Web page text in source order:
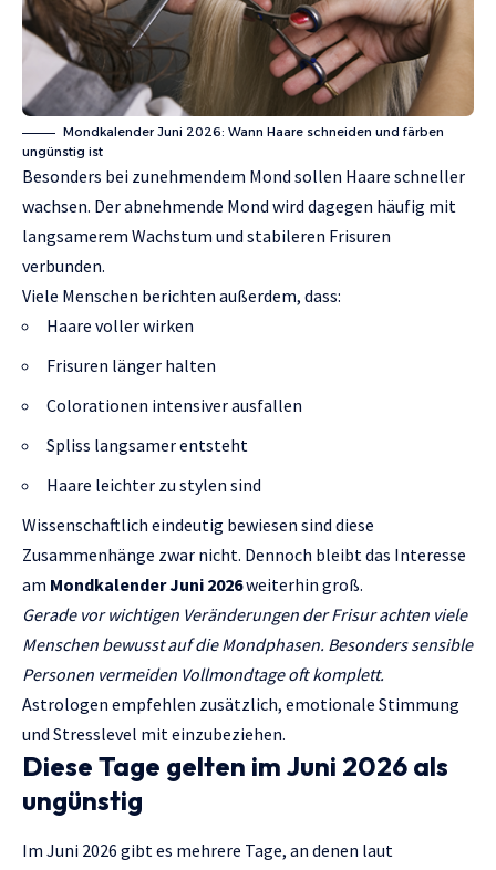
Mondkalender Juni 2026: Wann Haare schneiden und färben
ungünstig ist
Besonders bei zunehmendem Mond sollen Haare schneller
wachsen. Der abnehmende Mond wird dagegen häufig mit
langsamerem Wachstum und stabileren Frisuren
verbunden.
Viele Menschen berichten außerdem, dass:
Haare voller wirken
Frisuren länger halten
Colorationen intensiver ausfallen
Spliss langsamer entsteht
Haare leichter zu stylen sind
Wissenschaftlich eindeutig bewiesen sind diese
Zusammenhänge zwar nicht. Dennoch bleibt das Interesse
am Mondkalender Juni 2026weiterhin groß.
Gerade vor wichtigen Veränderungen der Frisur achten viele
Menschen bewusst auf die Mondphasen. Besonders sensible
Personen vermeiden Vollmondtage oft komplett.
Astrologen empfehlen zusätzlich, emotionale Stimmung
und Stresslevel mit einzubeziehen.
Diese Tage gelten im Juni 2026 als
ungünstig
Im Juni 2026 gibt es mehrere Tage, an denen laut